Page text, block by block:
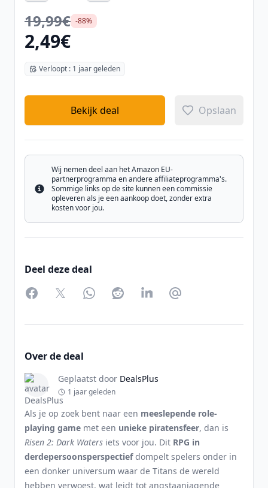
19,99€ -88%
2,49€
Verloopt : 1 jaar geleden
Bekijk deal Opslaan
Info
Wij nemen deel aan het Amazon EU-
partnerprogramma en andere affiliateprogramma's.
Sommige links op de site kunnen een commissie
opleveren als je een aankoop doet, zonder extra
kosten voor jou.
Deel deze deal
FacebookTwitterWhatsAppRedditLinkedInPartager par Email
Over de deal
Geplaatst door DealsPlus
1 jaar geleden
Als je op zoek bent naar een meeslepende role-
playing game met een unieke piratensfeer, dan is
Risen 2: Dark Waters iets voor jou. Dit RPG in
derdepersoonsperspectiefdompelt spelers onder in
een donker universum waar de Titans de wereld
hebben verwoest, wat leidt tot angstaanjagende